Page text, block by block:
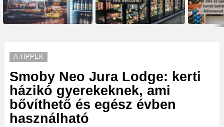
A TIPPEK
Smoby Neo Jura Lodge: kerti
házikó gyerekeknek, ami
bővíthető és egész évben
használható